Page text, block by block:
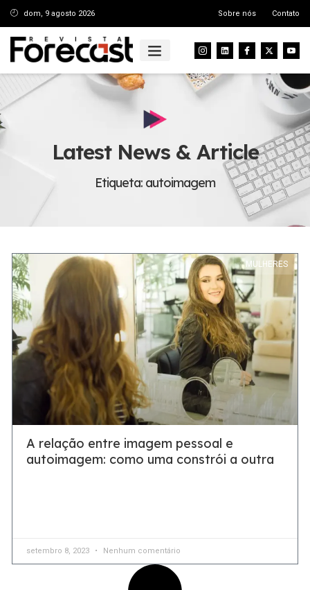
dom, 9 agosto 2026 Sobre nós Contato
Latest News & Article
Etiqueta: autoimagem
MULHERES
A relação entre imagem pessoal e
autoimagem: como uma constrói a outra
setembro 8, 2023 Nenhum comentário